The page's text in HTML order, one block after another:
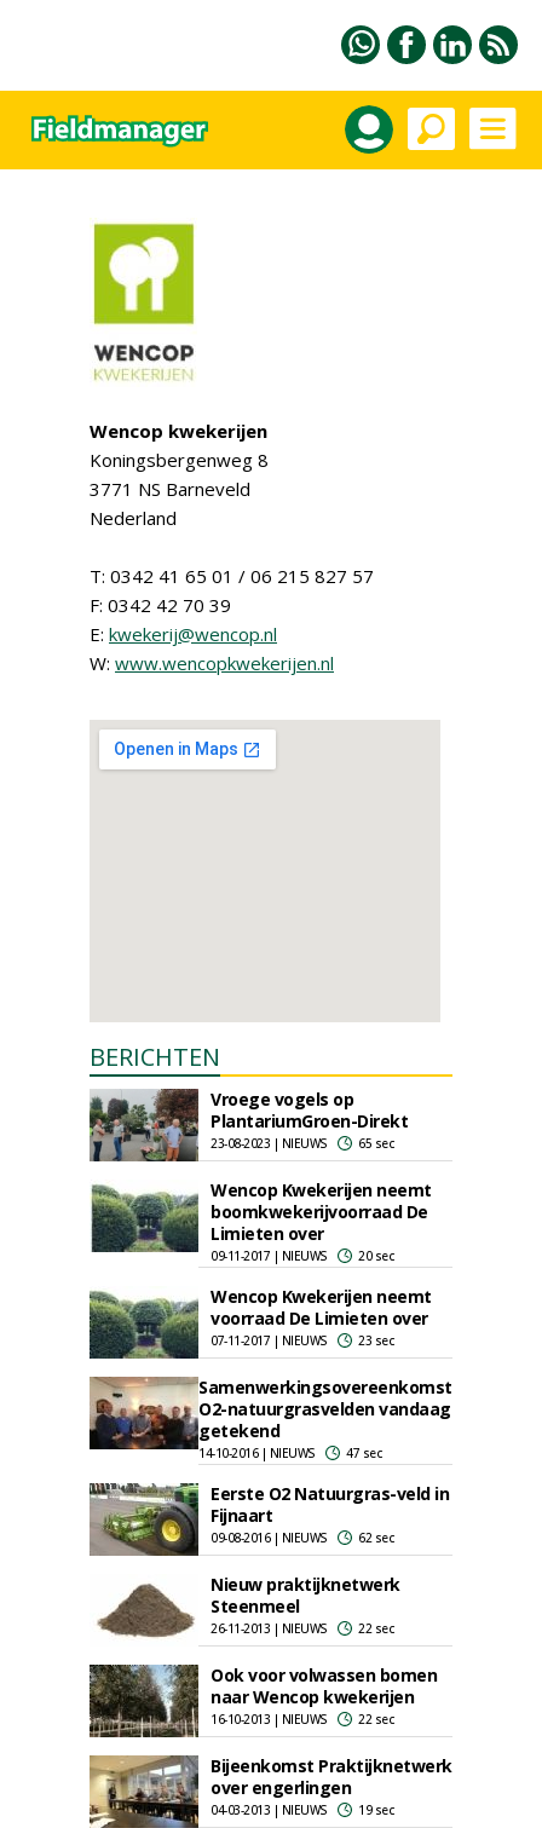
Wencop kwekerijen
Koningsbergenweg 8
3771 NS Barneveld
Nederland
T: 0342 41 65 01 / 06 215 827 57
F: 0342 42 70 39
E: kwekerij@wencop.nl
W: www.wencopkwekerijen.nl
BERICHTEN
Vroege vogels op
PlantariumGroen-Direkt
23-08-2023 | NIEUWS 65 sec
Wencop Kwekerijen neemt
boomkwekerijvoorraad De
Limieten over
09-11-2017 | NIEUWS 20 sec
Wencop Kwekerijen neemt
voorraad De Limieten over
07-11-2017 | NIEUWS 23 sec
Samenwerkingsovereenkomst
O2-natuurgrasvelden vandaag
getekend
14-10-2016 | NIEUWS 47 sec
Eerste O2 Natuurgras-veld in
Fijnaart
09-08-2016 | NIEUWS 62 sec
Nieuw praktijknetwerk
Steenmeel
26-11-2013 | NIEUWS 22 sec
Ook voor volwassen bomen
naar Wencop kwekerijen
16-10-2013 | NIEUWS 22 sec
Bijeenkomst Praktijknetwerk
over engerlingen
04-03-2013 | NIEUWS 19 sec